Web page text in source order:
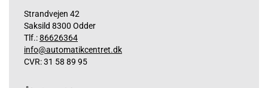
Strandvejen 42
Saksild 8300 Odder
Tlf.:86626364
info@automatikcentret.dk
CVR: 31 58 89 95